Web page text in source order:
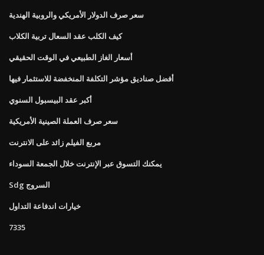
سعر صرف الدولار الأمريكي والروبية الهندية
كيف الكلب عقد السعال تربية الكلاب
أسعار الغاز الطبيعي في الوقت الحقيقي
أفضل صناديق مؤشر التكلفة المنخفضة للاستثمار فيها
أكبر عقد البيسبول السنوي
سعر صرف العملة الصينية الأمريكية
مربع الفيلم زائد على الانترنت
يمكنك التسوق عبر الإنترنت خلال الجمعة السوداء
Sdg السروج
خيارات اندفاعة التداول
7335